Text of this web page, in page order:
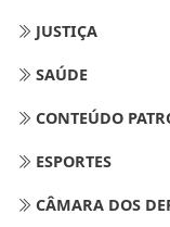
JUSTIÇA
SAÚDE
CONTEÚDO
ESPORTES
CÂMARA DOS